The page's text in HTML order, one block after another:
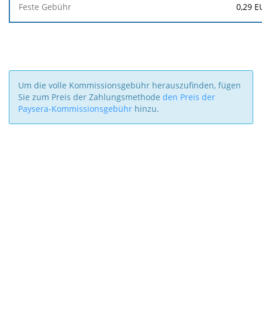
0,29
Um die volle Kommissionsgebühr herauszufinden, fügen
Sie zum Preis der Zahlungsmethode den Preis der
Paysera-Kommissionsgebühr hinzu.